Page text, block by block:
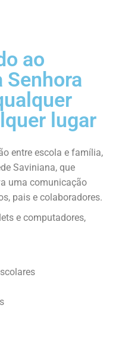
ao
Senhora
lugar
entre escola e família,
Saviniana, que
uma comunicação
pais e colaboradores.
e computadores,